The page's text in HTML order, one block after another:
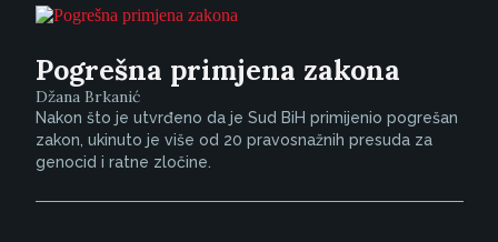
Pogrešna primjena zakona
Džana Brkanić
Nakon što je utvrđeno da je Sud BiH primijenio pogrešan
zakon, ukinuto je više od 20 pravosnažnih presuda za
genocid i ratne zločine.